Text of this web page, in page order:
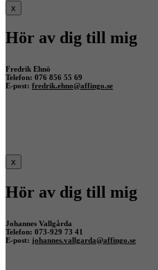
x
Hör av dig till mig
Fredrik Ehnö
Telefon: 076 856 55 69
E-post: fredrik.ehno@affingo.se
x
Hör av dig till mig
Johannes Vallgårda
Telefon: 073-929 73 41
E-post: johannes.vallgarda@affingo.se